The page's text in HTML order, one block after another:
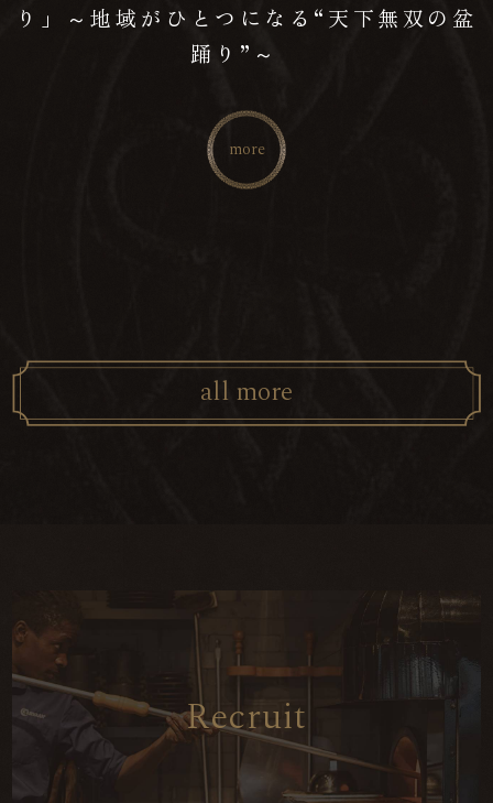
り」～地域がひとつになる“天下無双の盆
踊り”～
more
allmore
Recruit